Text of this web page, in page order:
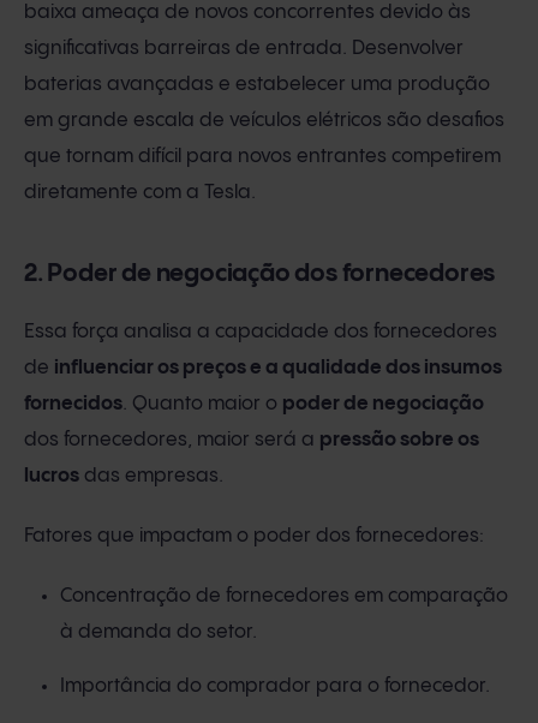
baixa ameaça de novos concorrentes devido às
significativas barreiras de entrada. Desenvolver
baterias avançadas e estabelecer uma produção
em grande escala de veículos elétricos são desafios
que tornam difícil para novos entrantes competirem
diretamente com a Tesla.
2. Poder de negociação dos fornecedores
Essa força analisa a capacidade dos fornecedores
de influenciar os preços e a qualidade dos insumos
fornecidos. Quanto maior o poder de negociação
dos fornecedores, maior será a pressão sobre os
lucros das empresas.
Fatores que impactam o poder dos fornecedores:
Concentração de fornecedores em comparação
à demanda do setor.
Importância do comprador para o fornecedor.